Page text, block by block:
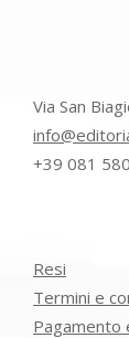
Via San
+39 081
Resi
Termini e
Pagamento